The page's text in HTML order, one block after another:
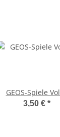
GEOS-Spiele
3,50 € *